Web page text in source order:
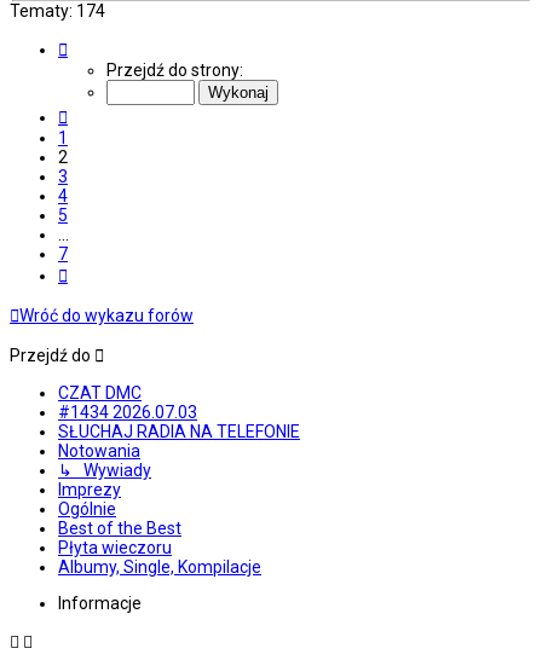
Tematy: 174
Przejdź do strony:
1
2
3
4
5
7
Wróć do wykazu forów
Przejdź do
CZAT DMC
#1434 2026.07.03
SŁUCHAJ RADIA NA TELEFONIE
Notowania
↳ Wywiady
Imprezy
Ogólnie
Best of the Best
Płyta wieczoru
Albumy, Single, Kompilacje
Informacje